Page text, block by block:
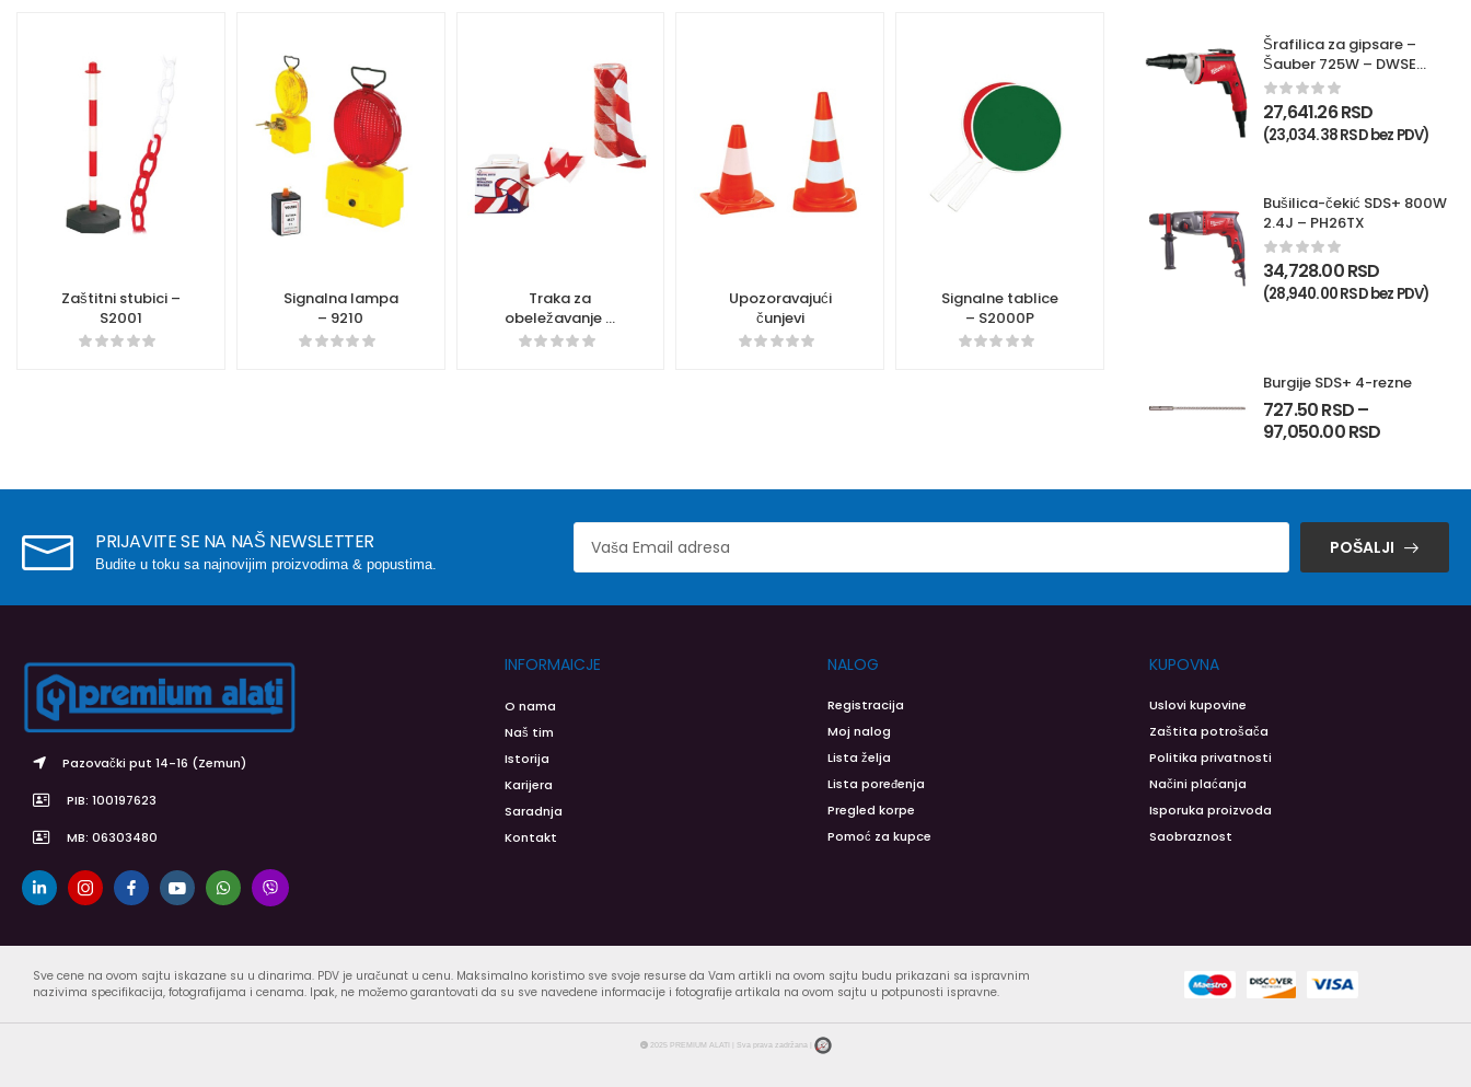
Šrafilica za gipsare –
Šauber 725W – DWSE
4000Q
27,641.26RSD
(23,034.38RSDbez PDV)
Bušilica-čekić SDS+ 800W
2.4J – PH26TX
34,728.00RSD
(28,940.00RSDbez PDV)
Burgije SDS+ 4-rezne
727.50RSD–
97,050.00RSD
Zaštitni stubici –
S2001
Signalna lampa
– 9210
Traka za
obeležavanje –
9300
Upozoravajući
čunjevi
Signalne tablice
– S2000P
PRIJAVITE SE NA NAŠ NEWSLETTER
Budite u toku sa najnovijim proizvodima & popustima.
POŠALJI
Pazovački put 14-16 (Zemun)
PIB: 100197623
MB: 06303480
INFORMAICJE
O nama
Naš tim
Istorija
Karijera
Saradnja
Kontakt
NALOG
Registracija
Moj nalog
Lista želja
Lista poređenja
Pregled korpe
Pomoć za kupce
KUPOVNA
Uslovi kupovine
Zaštita potrošača
Politika privatnosti
Načini plaćanja
Isporuka proizvoda
Saobraznost
Sve cene na ovom sajtu iskazane su u dinarima. PDV je uračunat u cenu. Maksimalno koristimo sve svoje resurse da Vam artikli na ovom sajtu budu prikazani sa ispravnim
nazivima specifikacija, fotografijama i cenama. Ipak, ne možemo garantovati da su sve navedene informacije i fotografije artikala na ovom sajtu u potpunosti ispravne.
2025 PREMIUM ALATI | Sva prava zadržana |